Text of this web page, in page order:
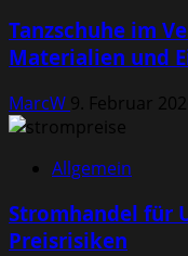
Tanzschuhe im
Materialien und
MarcW 9. Februar
Allgemein
Stromhandel für
Preisrisiken